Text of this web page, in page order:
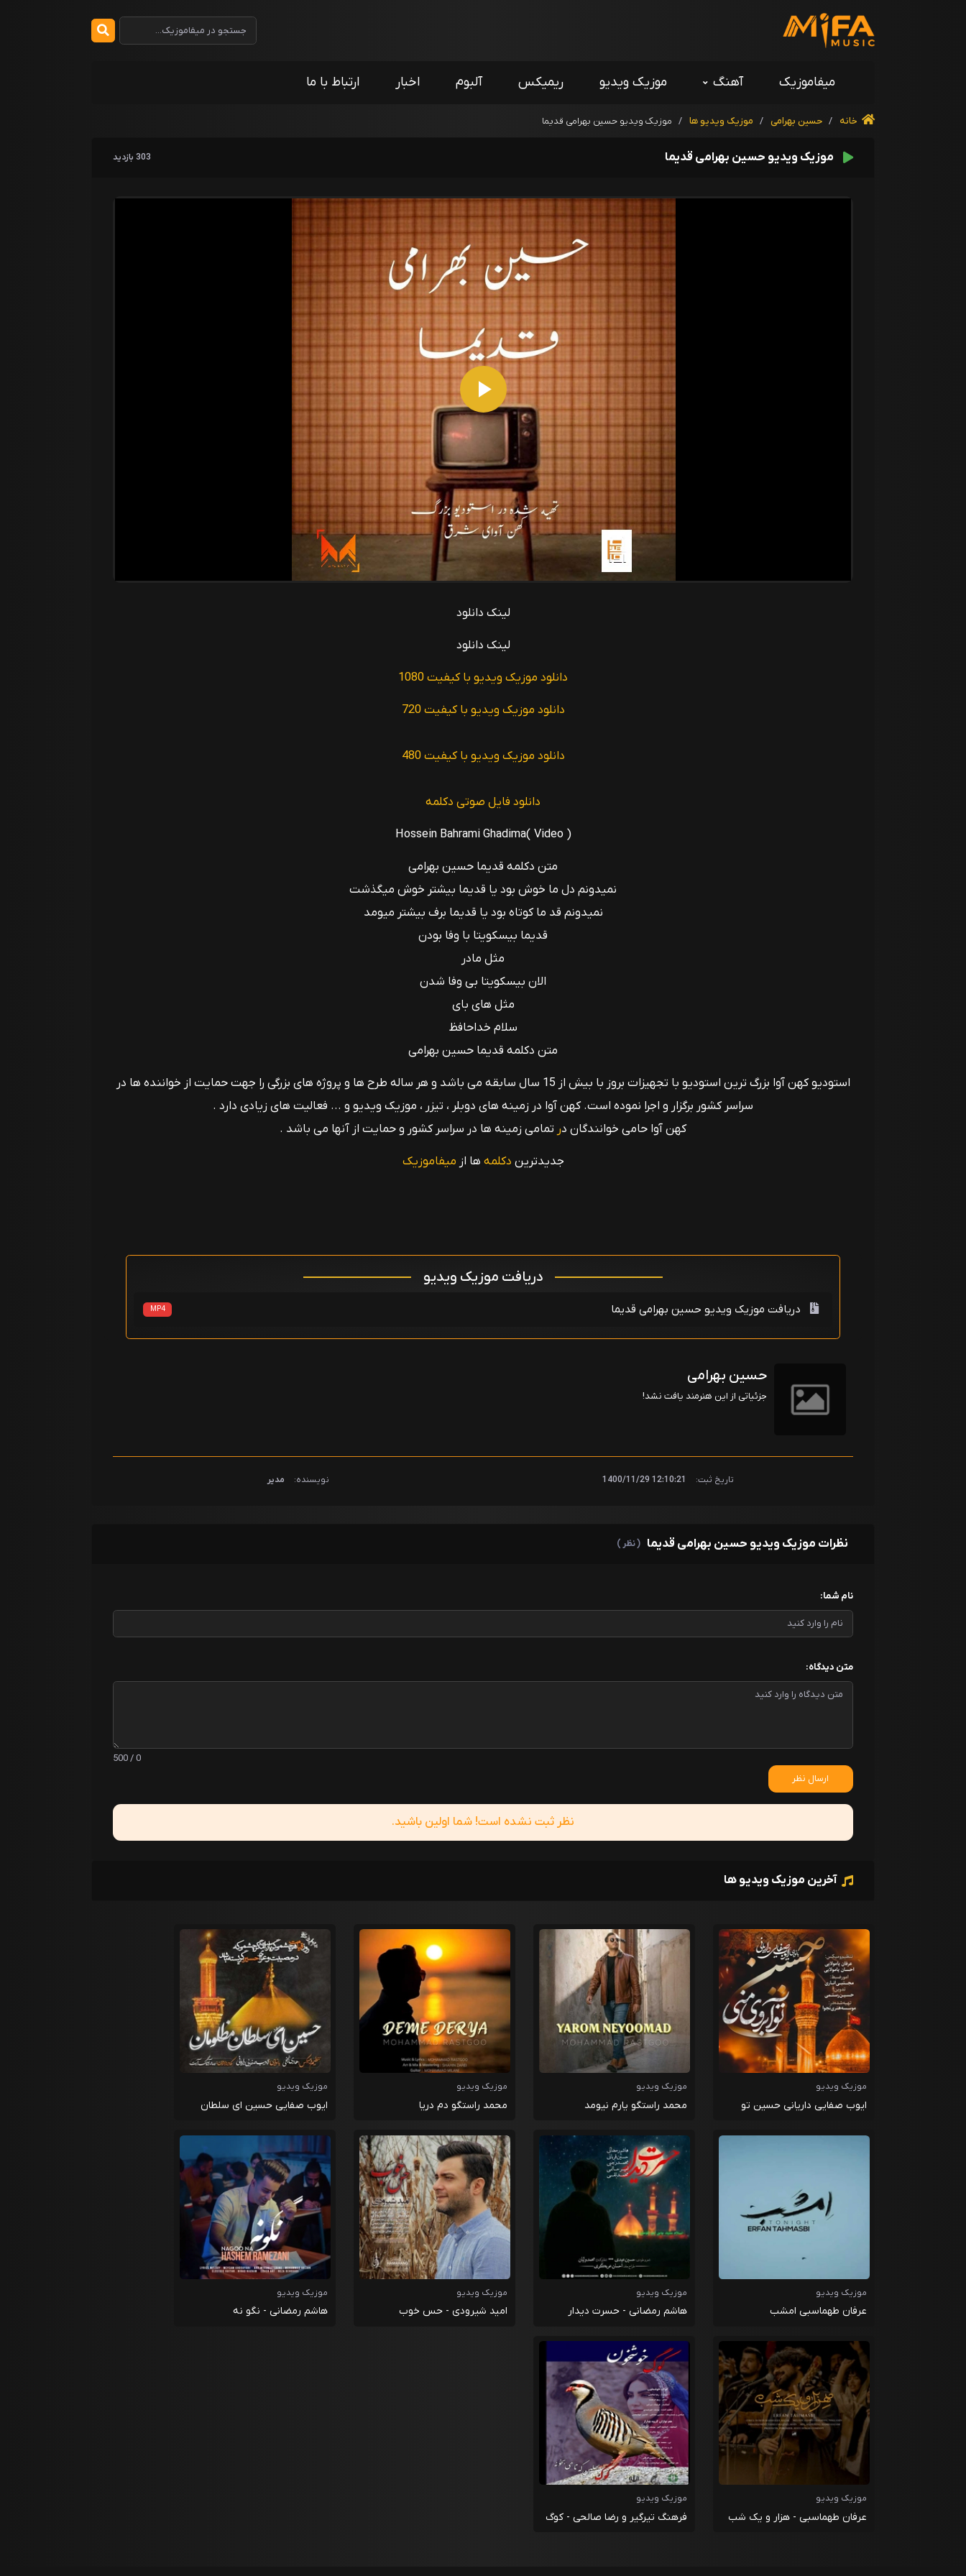
میفاموزیک آهنگ موزیک ویدیو ریمیکس آلبوم اخبار ارتباط با ما
خانه / حسین بهرامی / موزیک ویدیو ها / موزیک ویدیو حسین بهرامی قدیما
موزیک ویدیو حسین بهرامی قدیما 303 بازدید
P
a
y
V
لینک دانلود
لینک دانلود
دانلود موزیک ویدیو با کیفیت 1080
دانلود موزیک ویدیو با کیفیت 720
دانلود موزیک ویدیو با کیفیت 480
دانلود فایل صوتی دکلمه
Hossein Bahrami Ghadima( Video )
متن دکلمه قدیما حسین بهرامی
نمیدونم دل ما خوش بود یا قدیما بیشتر خوش میگذشت
نمیدونم قد ما کوتاه بود یا قدیما برف بیشتر میومد
قدیما بیسکویتا با وفا بودن
مثل مادر
الان بیسکویتا بی وفا شدن
مثل های بای
سلام خداحافظ
متن دکلمه قدیما حسین بهرامی
استودیو کهن آوا بزرگ ترین استودیو با تجهیزات بروز با بیش از 15 سال سابقه می باشد و هر ساله طرح ها و پروژه های بزرگی را جهت حمایت از خواننده ها در
سراسر کشور برگزار و اجرا نموده است. کهن آوا در زمینه های دوبلر ، تیزر ، موزیک ویدیو و ... فعالیت های زیادی دارد .
کهن آوا حامی خوانندگان در تمامی زمینه ها در سراسر کشور و حمایت از آنها می باشد .
جدیدترین دکلمه ها از میفاموزیک
دریافت موزیک ویدیو
دریافت موزیک ویدیو حسین بهرامی قدیما MP4
حسین بهرامی
جزئیاتی از این هنرمند یافت نشد!
تاریخ ثبت: 12:10:21 1400/11/29 نویسنده: مدیر
نظرات موزیک ویدیو حسین بهرامی قدیما ( نظر )
نام شما:
متن دیدگاه:
0 / 500
ارسال نظر
نظر ثبت نشده است! شما اولین باشید.
آخرین موزیک ویدیو ها
موزیک ویدیو
ایوب صفایی داریانی حسین تو
موزیک ویدیو
محمد راستگو یارم نیومد
موزیک ویدیو
محمد راستگو دم دریا
موزیک ویدیو
ایوب صفایی حسین ای سلطان
موزیک ویدیو
عرفان طهماسبی امشب
موزیک ویدیو
هاشم رمضانی - حسرت دیدار
موزیک ویدیو
امید شیرودی - حس خوب
موزیک ویدیو
هاشم رمضانی - نگو نه
موزیک ویدیو
عرفان طهماسبی - هزار و یک شب
موزیک ویدیو
فرهنگ تیرگیر و رضا صالحی - کوگ